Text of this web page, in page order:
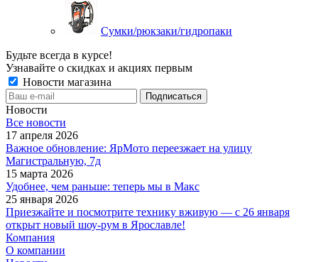
Сумки/рюкзаки/гидропаки
Будьте всегда в курсе!
Узнавайте о скидках и акциях первым
Новости магазина
Новости
Все новости
17 апреля 2026
Важное обновление: ЯрМото переезжает на улицу
Магистральную, 7д
15 марта 2026
Удобнее, чем раньше: теперь мы в Макс
25 января 2026
Приезжайте и посмотрите технику вживую — с 26 января
открыт новый шоу-рум в Ярославле!
Компания
О компании